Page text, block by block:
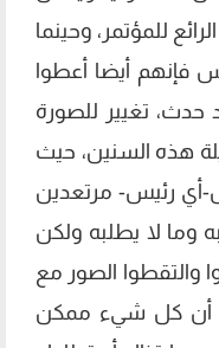
للمؤتمر، وحينما
فإنهم أيضا أعطوا
تغيير للصورة
هذه السنين، حيث
أي رئيس- مرتعدين
وما لا يطلبه ولكن
والتقطوا الصور مع
أن كل شيء ممكن